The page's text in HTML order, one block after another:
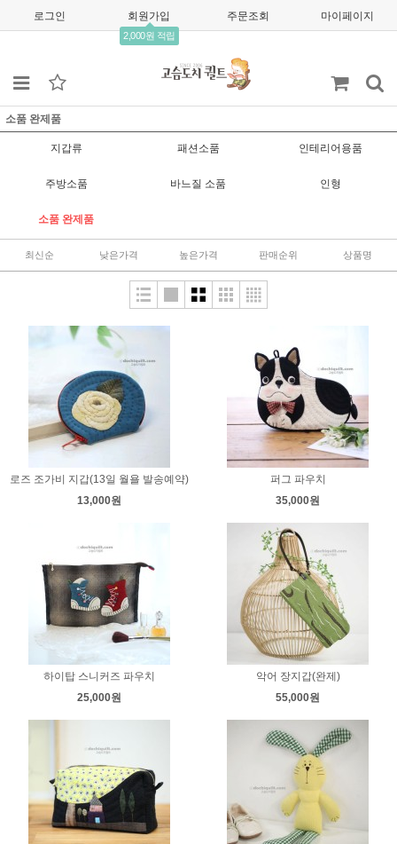
로그인 회원가입
2,000원 적립
주문조회 마이페이지
소품 완제품
지갑류 패션소품 인테리어용품
주방소품 바느질 소품 인형
소품 완제품
최신순 낮은가격 높은가격 판매순위 상품명
로즈 조가비 지갑(13일 월욜 발송예약)
13,000원
퍼그 파우치
35,000원
하이탑 스니커즈 파우치
25,000원
악어 장지갑(완제)
55,000원